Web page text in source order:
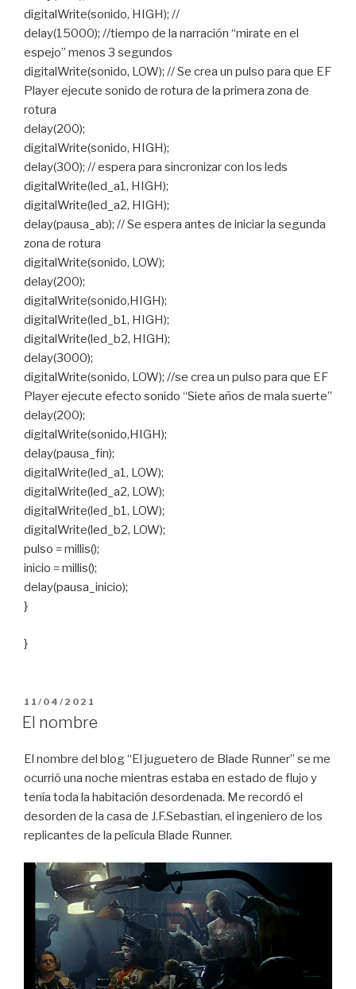
digitalWrite(sonido, HIGH); //
delay(15000); //tiempo de la narración “mirate en el
espejo” menos 3 segundos
digitalWrite(sonido, LOW); // Se crea un pulso para que EF
Player ejecute sonido de rotura de la primera zona de
rotura
delay(200);
digitalWrite(sonido, HIGH);
delay(300); // espera para sincronizar con los leds
digitalWrite(led_a1, HIGH);
digitalWrite(led_a2, HIGH);
delay(pausa_ab); // Se espera antes de iniciar la segunda
zona de rotura
digitalWrite(sonido, LOW);
delay(200);
digitalWrite(sonido,HIGH);
digitalWrite(led_b1, HIGH);
digitalWrite(led_b2, HIGH);
delay(3000);
digitalWrite(sonido, LOW); //se crea un pulso para que EF
Player ejecute efecto sonido “Siete años de mala suerte”
delay(200);
digitalWrite(sonido,HIGH);
delay(pausa_fin);
digitalWrite(led_a1, LOW);
digitalWrite(led_a2, LOW);
digitalWrite(led_b1, LOW);
digitalWrite(led_b2, LOW);
pulso = millis();
inicio = millis();
delay(pausa_inicio);
}
}
PUBLICADO
EL
11/04/2021
El nombre
El nombre del blog “El juguetero de Blade Runner” se me
ocurrió una noche mientras estaba en estado de flujo y
tenía toda la habitación desordenada. Me recordó el
desorden de la casa de J.F.Sebastian, el ingeniero de los
replicantes de la película Blade Runner.